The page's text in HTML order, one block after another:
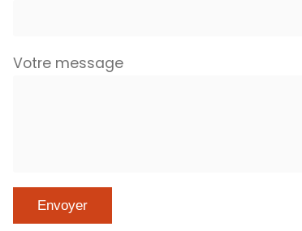
Votre message